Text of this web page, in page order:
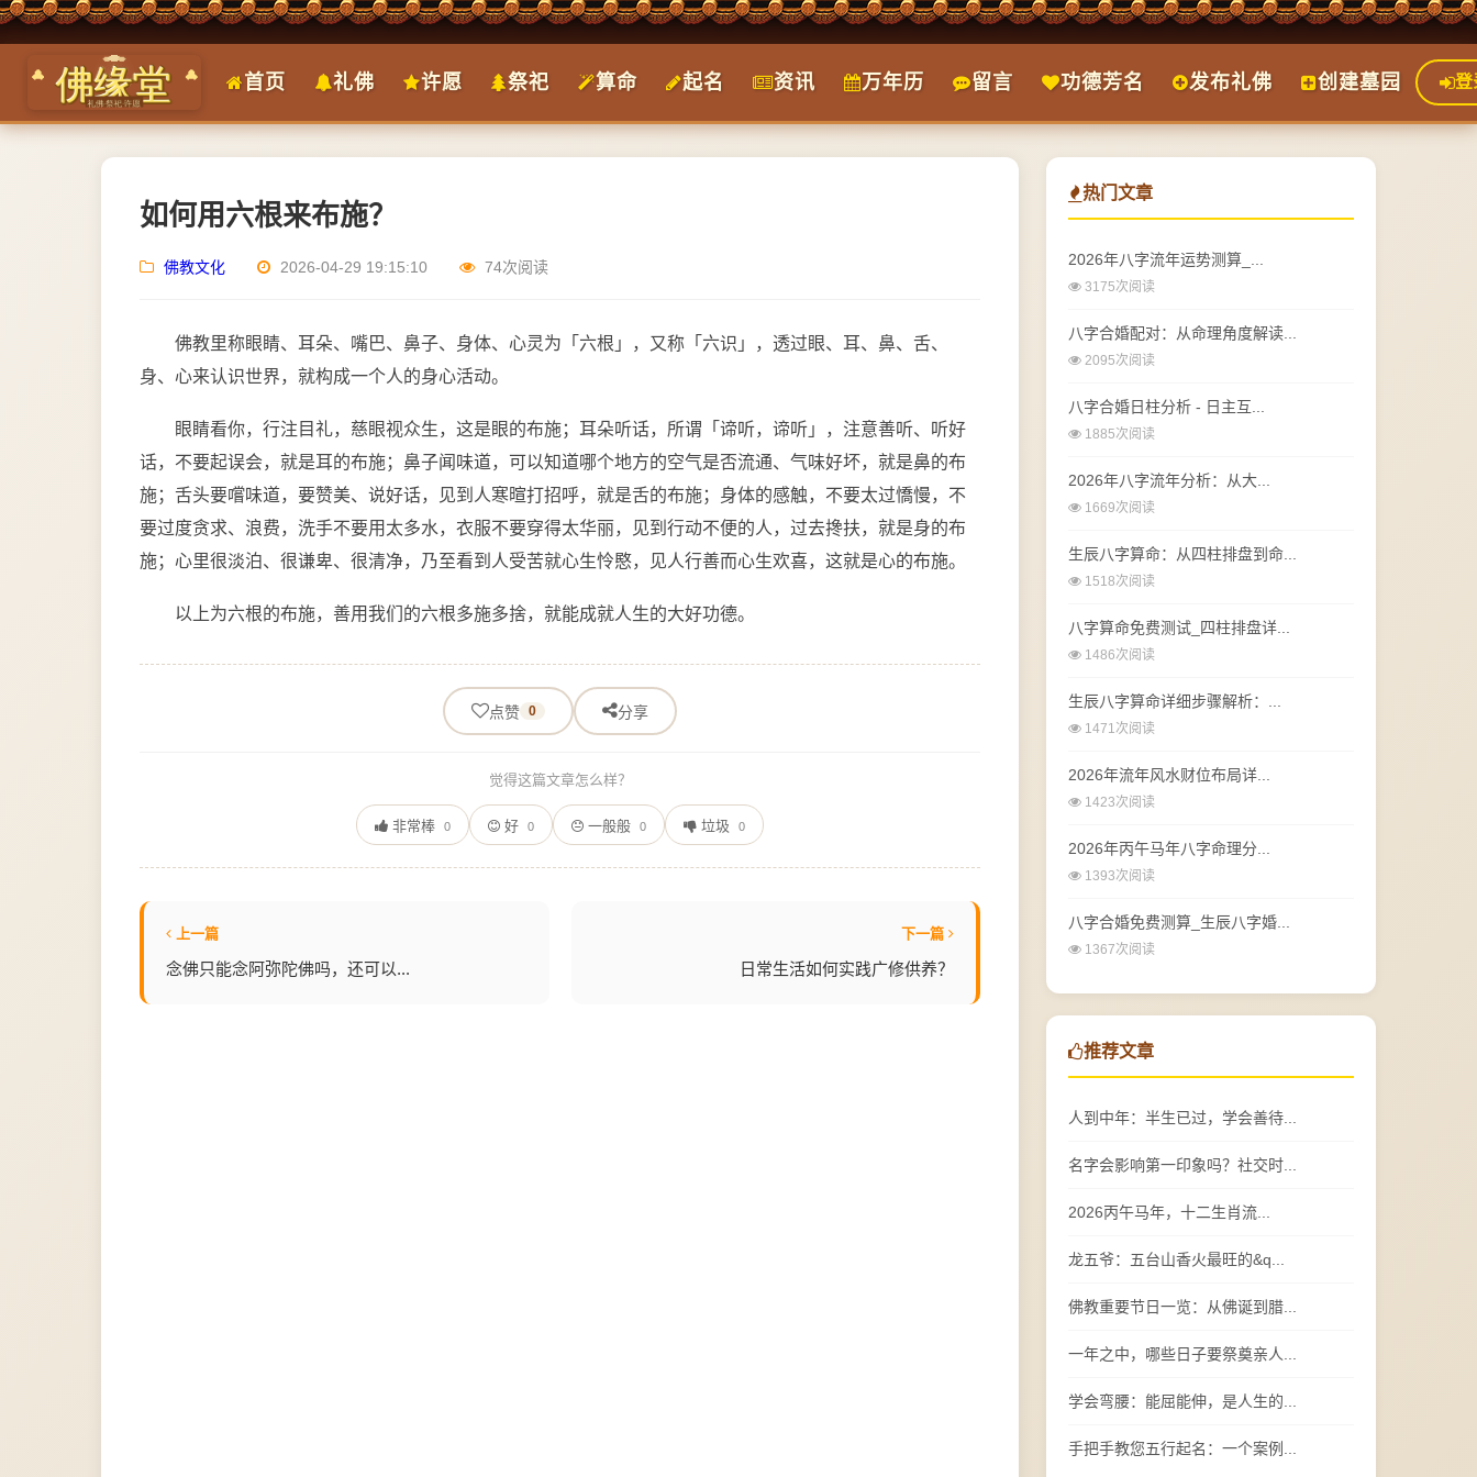
首页 礼佛 许愿 祭祀 算命 起名 资讯 万年历 留言 功德芳名 发布礼佛 创建墓园 登
如何用六根来布施？
佛教文化 2026-04-29 19:15:10 74次阅读
佛教里称眼睛、耳朵、嘴巴、鼻子、身体、心灵为「六根」，又称「六识」，透过眼、耳、鼻、舌、
身、心来认识世界，就构成一个人的身心活动。
眼睛看你，行注目礼，慈眼视众生，这是眼的布施；耳朵听话，所谓「谛听，谛听」，注意善听、听好
话，不要起误会，就是耳的布施；鼻子闻味道，可以知道哪个地方的空气是否流通、气味好坏，就是鼻的布
施；舌头要嚐味道，要赞美、说好话，见到人寒暄打招呼，就是舌的布施；身体的感触，不要太过憍慢，不
要过度贪求、浪费，洗手不要用太多水，衣服不要穿得太华丽，见到行动不便的人，过去搀扶，就是身的布
施；心里很淡泊、很谦卑、很清净，乃至看到人受苦就心生怜愍，见人行善而心生欢喜，这就是心的布施。
以上为六根的布施，善用我们的六根多施多捨，就能成就人生的大好功德。
点赞 0 分享
觉得这篇文章怎么样？
非常棒 0 好 0 一般般 0 垃圾 0
上一篇
念佛只能念阿弥陀佛吗，还可以...
下一篇
日常生活如何实践广修供养？
热门文章
2026年八字流年运势测算_...
3175次阅读
八字合婚配对：从命理角度解读...
2095次阅读
八字合婚日柱分析 - 日主互...
1885次阅读
2026年八字流年分析：从大...
1669次阅读
生辰八字算命：从四柱排盘到命...
1518次阅读
八字算命免费测试_四柱排盘详...
1486次阅读
生辰八字算命详细步骤解析：...
1471次阅读
2026年流年风水财位布局详...
1423次阅读
2026年丙午马年八字命理分...
1393次阅读
八字合婚免费测算_生辰八字婚...
1367次阅读
推荐文章
人到中年：半生已过，学会善待...
名字会影响第一印象吗？社交时...
2026丙午马年，十二生肖流...
龙五爷：五台山香火最旺的&q...
佛教重要节日一览：从佛诞到腊...
一年之中，哪些日子要祭奠亲人...
学会弯腰：能屈能伸，是人生的...
手把手教您五行起名：一个案例...